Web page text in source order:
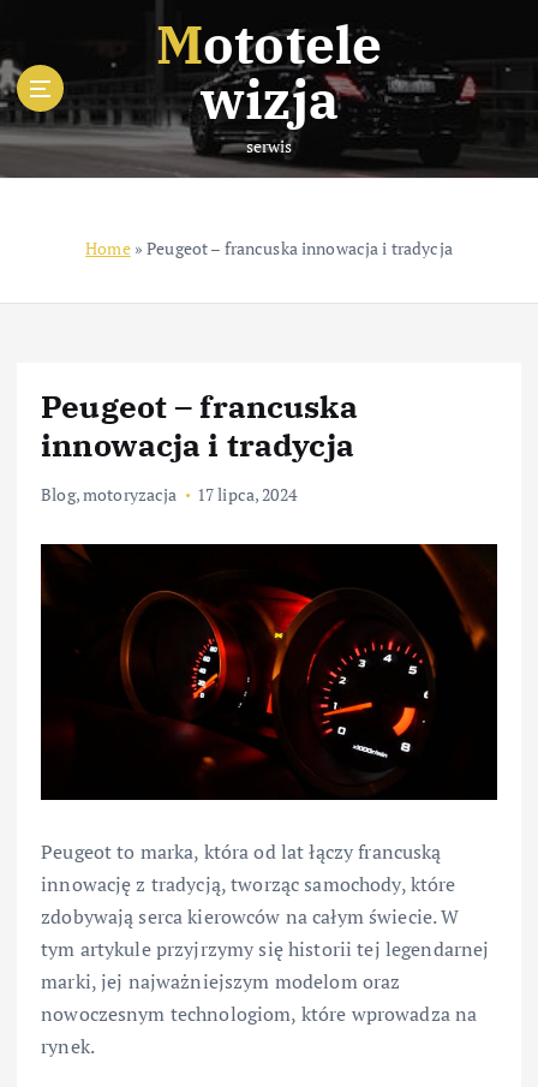
i
p
t
o
c
Mototele
wizja
serwis
Home»Peugeot – francuska innowacja i tradycja
Peugeot – francuska
innowacja i tradycja
Blog,motoryzacja 17 lipca, 2024
Peugeot to marka, która od lat łączy francuską
innowację z tradycją, tworząc samochody, które
zdobywają serca kierowców na całym świecie. W
tym artykule przyjrzymy się historii tej legendarnej
marki, jej najważniejszym modelom oraz
nowoczesnym technologiom, które wprowadza na
rynek.